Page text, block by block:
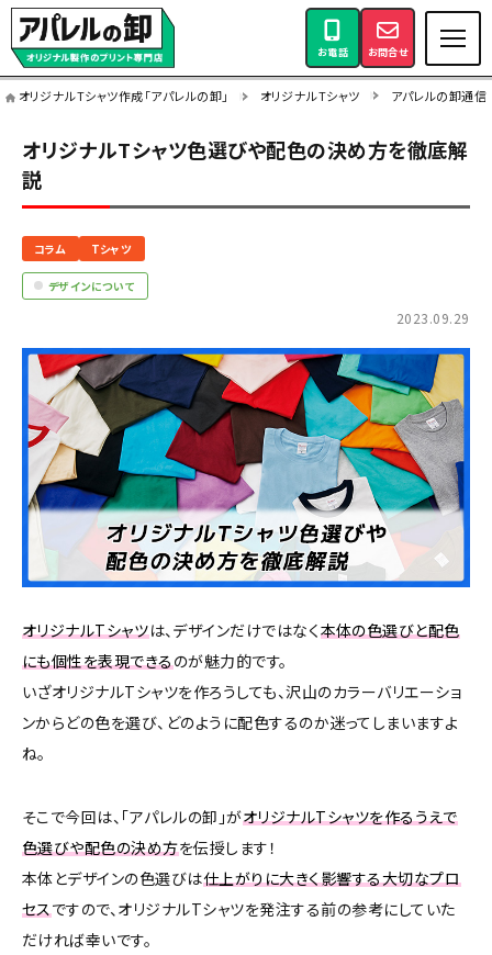
お電話 お問合せ
オリジナルTシャツ作成「アパレルの卸」 オリジナルTシャツ アパレルの卸通信
オリジナルTシャツ色選びや配色の決め方を徹底解
説
コラム Tシャツ
デザインについて
2023.09.29
オリジナルTシャツは、デザインだけではなく本体の色選びと配色
にも個性を表現できるのが魅力的です。
いざオリジナルTシャツを作ろうしても、沢山のカラーバリエーショ
ンからどの色を選び、どのように配色するのか迷ってしまいますよ
ね。
そこで今回は、「アパレルの卸」がオリジナルTシャツを作るうえで
色選びや配色の決め方を伝授します！
本体とデザインの色選びは仕上がりに大きく影響する大切なプロ
セスですので、オリジナルTシャツを発注する前の参考にしていた
だければ幸いです。